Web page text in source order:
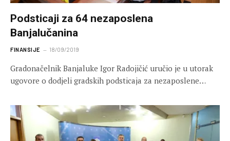
Podsticaji za 64 nezaposlena
Banjalučanina
FINANSIJE 18/09/2019
Gradonačelnik Banjaluke Igor Radojičić uručio je u utorak
ugovore o dodjeli gradskih podsticaja za nezaposlene…